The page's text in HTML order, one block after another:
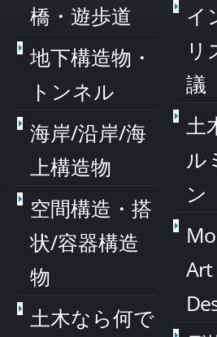
橋・遊歩道
地下構造物・
トンネル
海岸/沿岸/海
上構造物
空間構造・搭
状/容器構造
物
土木なら何で
イ
リ
議
土
ル
ン